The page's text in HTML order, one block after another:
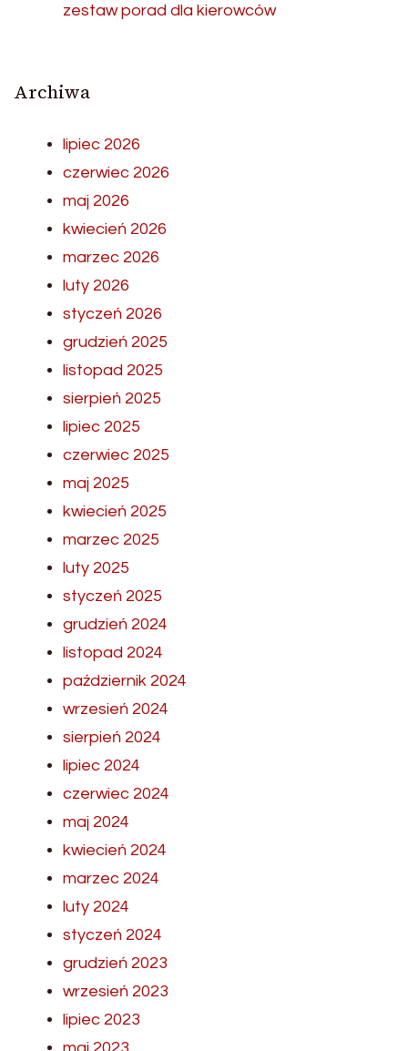
zestaw porad dla kierowców
Archiwa
lipiec 2026
czerwiec 2026
maj 2026
kwiecień 2026
marzec 2026
luty 2026
styczeń 2026
grudzień 2025
listopad 2025
sierpień 2025
lipiec 2025
czerwiec 2025
maj 2025
kwiecień 2025
marzec 2025
luty 2025
styczeń 2025
grudzień 2024
listopad 2024
październik 2024
wrzesień 2024
sierpień 2024
lipiec 2024
czerwiec 2024
maj 2024
kwiecień 2024
marzec 2024
luty 2024
styczeń 2024
grudzień 2023
wrzesień 2023
lipiec 2023